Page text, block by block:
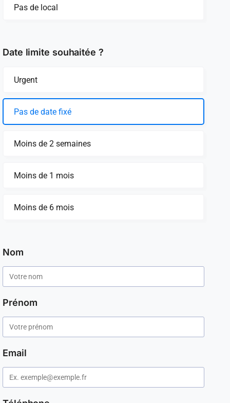
Pas de local
Date limite souhaitée ?
Urgent
Pas de date fixé
Moins de 2 semaines
Moins de 1 mois
Moins de 6 mois
Nom
Prénom
Email